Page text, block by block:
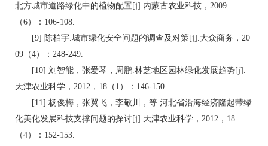
北方城市道路绿化中的植物配置[j].内蒙古农业科技，2009
（6）：106-108.
[9] 陈柏宇.城市绿化安全问题的调查及对策[j].大众商务，20
09（4）：248-249.
[10] 刘智能，张爱琴，周鹏.林芝地区园林绿化发展趋势[j].
天津农业科学，2012，18（1）：146-150.
[11] 杨俊梅，张翼飞，李敬川，等.河北省沿海经济隆起带绿
化美化发展科技支撑问题的探讨[j].天津农业科学，2012，18
（4）：152-153.